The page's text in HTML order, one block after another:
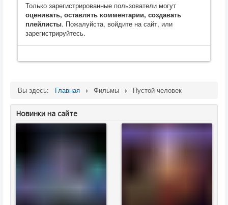
Только зарегистрированные пользователи могут
оценивать, оставлять комментарии, создавать
плейлисты. Пожалуйста, войдите на сайт, или
зарегистрируйтесь.
Вы здесь: Главная Фильмы Пустой человек
Новинки на сайте